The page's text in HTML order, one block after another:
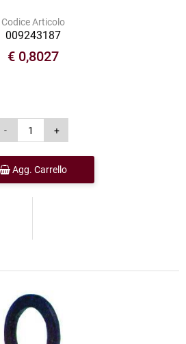
Codice Articolo
009243187
€ 0,8027
Agg. Carrello